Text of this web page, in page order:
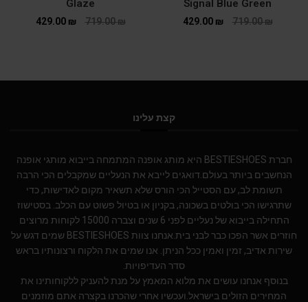
Signal Blue Green
719.00₪
429.00 ₪
Glaze
719.00₪
429.00 ₪
קצת עלינו
חברת BESTIESHOES היא מותג אופנה המתמחה בייבוא מותגי אופנה
הנחשבים ביותר בעולם.דואגים לייבא את הנעליים שמקבלים הכי הרבה
תשומת לב, עם הסטייל הכי הורס שלא תשאיר מקום לאדישות, כדי
שתרגישו הכי בולטים בשכונה, בקניון או בטיול פשוט עם הכלב. בסטישוז
התחילה בייבוא של נעליים לפני 6 שנים וצברה 15000 לקוחות מרוצים
חוזרים אשר הפכו כבר לבני בית.אנחנו צוות BESTIESHOES שמים דגש על
שירות אדיב, זמין ואמין ככל הניתן. אנו שמים את הלקוח ורצונותיו בראש
סדר העדיפויות.
בנוסף אנחנו עושים את מלוא המאמץ על מנת להעניק ללקוחותינו את
המחירים הזולים בישראל.ועכשיו אחרי שהכרנו בקצרה אתם מוזמנים